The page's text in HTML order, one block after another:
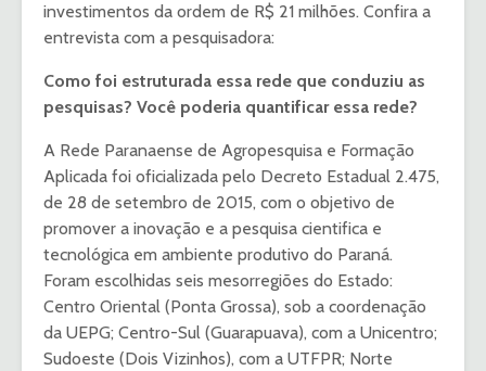
investimentos da ordem de R$ 21 milhões. Confira a
entrevista com a pesquisadora:
Como foi estruturada essa rede que conduziu as
pesquisas? Você poderia quantificar essa rede?
A Rede Paranaense de Agropesquisa e Formação
Aplicada foi oficializada pelo Decreto Estadual 2.475,
de 28 de setembro de 2015, com o objetivo de
promover a inovação e a pesquisa cientifica e
tecnológica em ambiente produtivo do Paraná.
Foram escolhidas seis mesorregiões do Estado:
Centro Oriental (Ponta Grossa), sob a coordenação
da UEPG; Centro-Sul (Guarapuava), com a Unicentro;
Sudoeste (Dois Vizinhos), com a UTFPR; Norte